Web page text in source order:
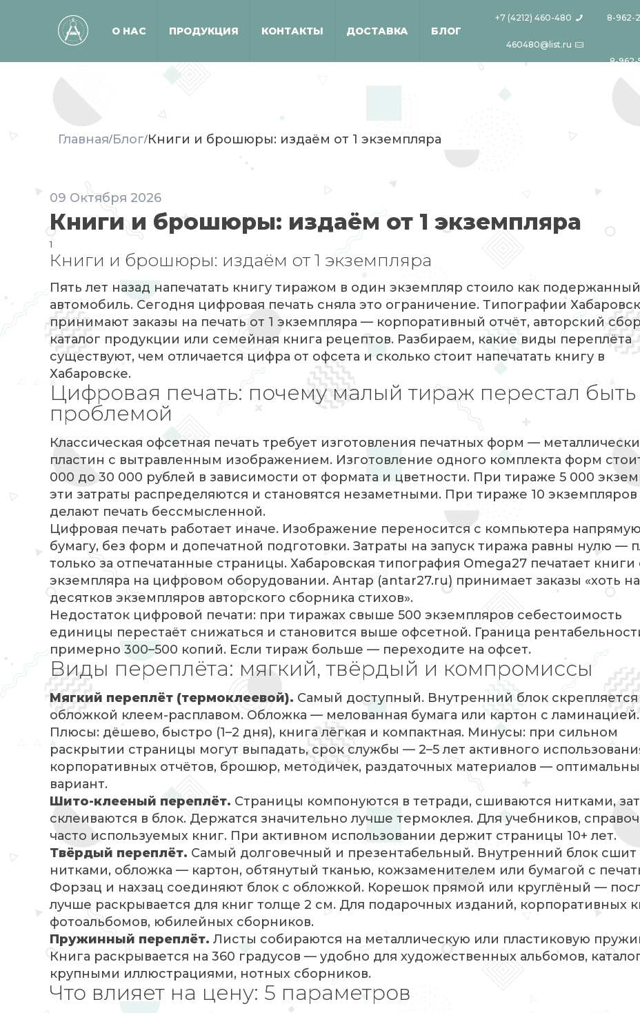
О НАС ПРОДУКЦИЯ КОНТАКТЫ ДОСТАВКА БЛОГ
+7 (4212) 460-480
460480@list.ru
8-962-
8-962-
Главная/Блог/Книги и брошюры: издаём от 1 экземпляра
09 Октября 2026
Книги и брошюры: издаём от 1 экземпляра
1
Книги и брошюры: издаём от 1 экземпляра
Пять лет назад напечатать книгу тиражом в один экземпляр стоило как подержанный
автомобиль. Сегодня цифровая печать сняла это ограничение. Типографии
принимают заказы на печать от 1 экземпляра — корпоративный отчёт, авторский
каталог продукции или семейная книга рецептов. Разбираем, какие виды переплёта
существуют, чем отличается цифра от офсета и сколько стоит напечатать книгу в
Хабаровске.
Цифровая печать: почему малый тираж перестал быть
проблемой
Классическая офсетная печать требует изготовления печатных форм —
пластин с вытравленным изображением. Изготовление одного комплекта форм
000 до 30 000 рублей в зависимости от формата и цветности. При тираже 5 000
эти затраты распределяются и становятся незаметными. При тираже 10
делают печать бессмысленной.
Цифровая печать работает иначе. Изображение переносится с компьютера
бумагу, без форм и допечатной подготовки. Затраты на запуск тиража равны нулю —
только за отпечатанные страницы. Хабаровская типография Omega27 печатает книги
экземпляра на цифровом оборудовании. Антар (antar27.ru) принимает заказы «хоть
десятков экземпляров авторского сборника стихов».
Недостаток цифровой печати: при тиражах свыше 500 экземпляров себестоимость
единицы перестаёт снижаться и становится выше офсетной. Граница
примерно 300–500 копий. Если тираж больше — переходите на офсет.
Виды переплёта: мягкий, твёрдый и компромиссы
Мягкий переплёт (термоклеевой). Самый доступный. Внутренний блок скрепляется
обложкой клеем-расплавом. Обложка — мелованная бумага или картон с ламинацией.
Плюсы: дёшево, быстро (1–2 дня), книга лёгкая и компактная. Минусы: при сильном
раскрытии страницы могут выпадать, срок службы — 2–5 лет активного
корпоративных отчётов, брошюр, методичек, раздаточных материалов —
вариант.
Шито-клееный переплёт. Страницы компонуются в тетради, сшиваются нитками,
склеиваются в блок. Держатся значительно лучше термоклея. Для учебников,
часто используемых книг. При активном использовании держит страницы 10+ лет.
Твёрдый переплёт. Самый долговечный и презентабельный. Внутренний блок сшит
нитками, обложка — картон, обтянутый тканью, кожзаменителем или бумагой с
Форзац и нахзац соединяют блок с обложкой. Корешок прямой или круглёный —
лучше раскрывается для книг толще 2 см. Для подарочных изданий, корпоративных
фотоальбомов, юбилейных сборников.
Пружинный переплёт. Листы собираются на металлическую или пластиковую
Книга раскрывается на 360 градусов — удобно для художественных альбомов,
крупными иллюстрациями, нотных сборников.
Что влияет на цену: 5 параметров